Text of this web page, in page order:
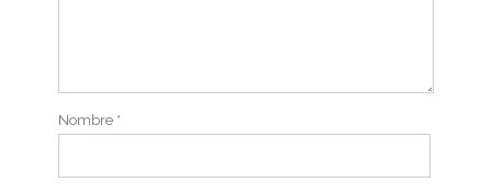
Nombre *